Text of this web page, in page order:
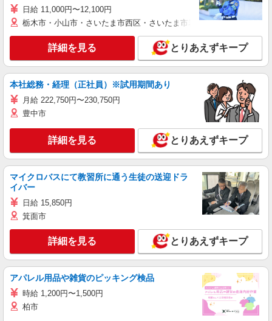
日給 11,000円〜12,100円
栃木市・小山市・さいたま市西区・さいたま市岩槻区・久喜市・蓮田
詳細を見る とりあえずキープ
本社総務・経理（正社員）※試用期間あり
月給 222,750円〜230,750円
豊中市
詳細を見る とりあえずキープ
マイクロバスにて教習所に通う生徒の送迎ドラ
イバー
日給 15,850円
箕面市
詳細を見る とりあえずキープ
アパレル用品や雑貨のピッキング検品
時給 1,200円〜1,500円
柏市